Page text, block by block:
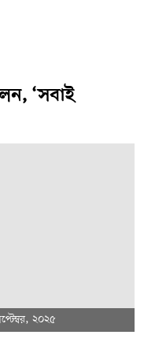
‘সবাই
২০২৫